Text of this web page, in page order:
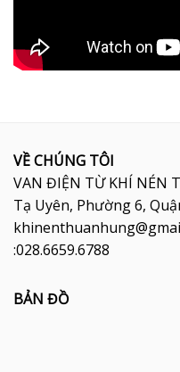
VỀ CHÚNG TÔI
VAN ĐIỆN TỪ KHÍ NÉN
Tạ Uyên, Phường 6,
:028.6659.6788
BẢN ĐỒ